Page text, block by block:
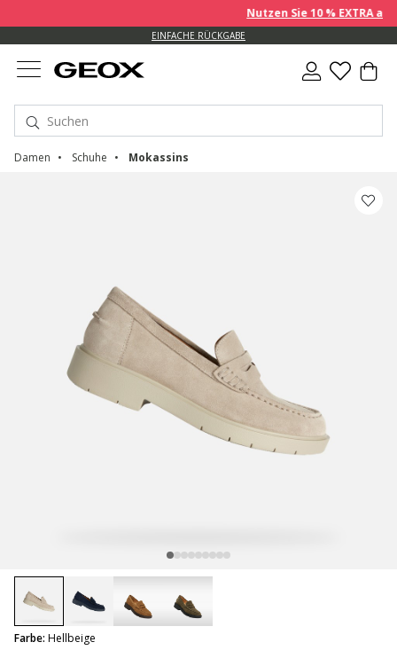
Nutzen Sie 10 % EXTRA
EINFACHE RÜCKGABE
Damen Schuhe Mokassins
Farbe: Hellbeige
selected